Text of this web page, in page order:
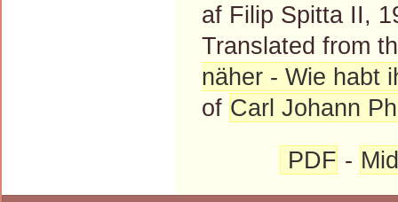
af Filip Spitta II,
Translated from
näher - Wie habt
of Carl Johann
PDF -